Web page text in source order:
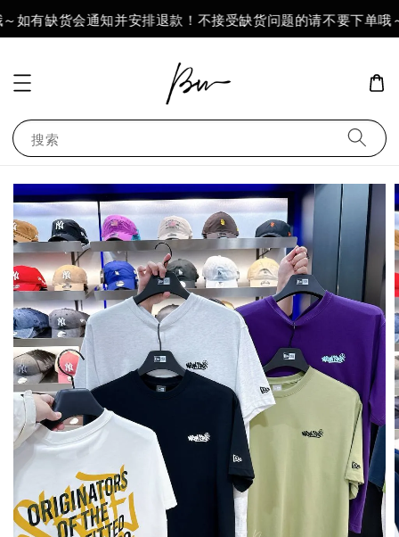
有缺货会通知并安排退款！不接受缺货问题的请不要下单哦～
搜索